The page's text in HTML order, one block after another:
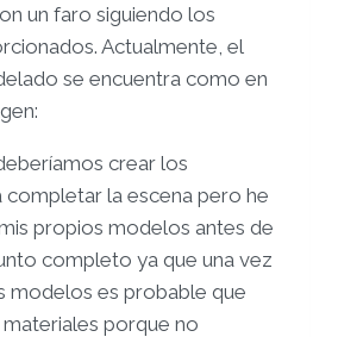
un faro siguiendo los
Actualmente, el
se encuentra como en
crear los
completar la escena pero he
propios modelos antes de
completo ya que una vez
modelos es probable que
porque no